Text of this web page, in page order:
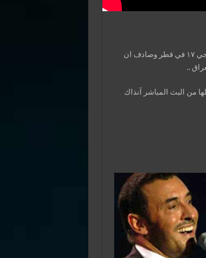
من اجمل الاغنيات المؤثرة التي لحنها ونظمها الفنان الكبير كاظم الساهر في افتتاحية خليجي ١٧ في قطر وصادف ان
من البث المباشر آنذاك